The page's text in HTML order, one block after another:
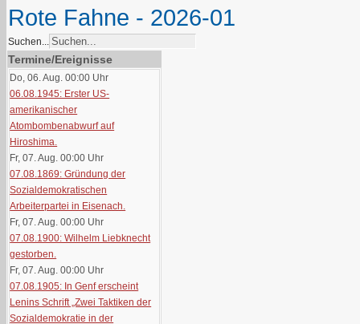
Rote Fahne - 2026-01
Suchen...
Termine/Ereignisse
Do, 06. Aug. 00:00 Uhr
06.08.1945: Erster US-
amerikanischer
Atombombenabwurf auf
Hiroshima.
Fr, 07. Aug. 00:00 Uhr
07.08.1869: Gründung der
Sozialdemokratischen
Arbeiterpartei in Eisenach.
Fr, 07. Aug. 00:00 Uhr
07.08.1900: Wilhelm Liebknecht
gestorben.
Fr, 07. Aug. 00:00 Uhr
07.08.1905: In Genf erscheint
Lenins Schrift „Zwei Taktiken der
Sozialdemokratie in der